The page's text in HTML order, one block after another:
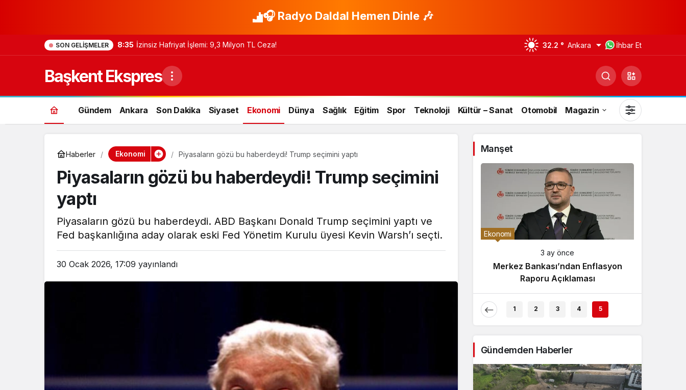
🎧 Radyo Daldal Hemen Dinle 🎶
SON GELIŞMELER 8:35 İzinsiz Hafriyat İşlemi: 9,3 Milyon TL Ceza! 32.2 ° Ankara İhbar Et
Başkent Ekspres
Gündem Ankara Son Dakika Siyaset Ekonomi Dünya Sağlık Eğitim Spor Teknoloji Kültür – Sanat Otomobil Magazin
Gündüz Modu
Gündüz modunu seçin.
Gece Modu
Gece modunu seçin.
Sistem Modu
Sistem modunu seçin.
Haberler Ekonomi Piyasaların gözü bu haberdeydi! Trump seçimini yaptı
Piyasaların gözü bu haberdeydi! Trump seçimini
yaptı
Piyasaların gözü bu haberdeydi. ABD Başkanı Donald Trump seçimini yaptı ve
Fed başkanlığına aday olarak eski Fed Yönetim Kurulu üyesi Kevin Warsh’ı seçti.
30 Ocak 2026, 17:09 yayınlandı
Manşet
3 ay önce
Bakanı, Kahraman Polisleri
Gündem
3 ay önce
Yunanistan’da Zeybek Tartışması
Son Dakika
3 ay önce
Ekonomi
3 ay önce
Merkez Bankası’ndan Enflasyon
Raporu Açıklaması
1 2 3 4 5
Gündemden Haberler